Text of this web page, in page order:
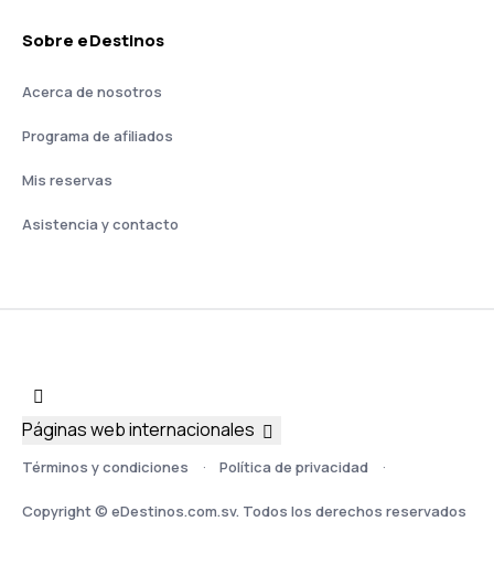
Sobre eDestinos
Acerca de nosotros
Programa de afiliados
Mis reservas
Asistencia y contacto
Términos y condiciones Política de privacidad
Copyright © eDestinos.com.sv. Todos los derechos reservados
Páginas web internacionales